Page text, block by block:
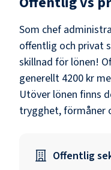
Som chef
offentlig och privat
skillnad för lönen!
generellt 4200 kr
Utöver lönen finns
trygghet, förmåner
Offentlig